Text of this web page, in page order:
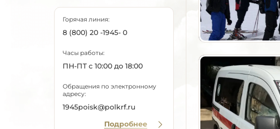
Горячая линия:
8 (800) 20 -1945- 0
Часы работы:
ПН-ПТ с 10:00 до 18:00
Обращения по электронному
адресу:
1945poisk@polkrf.ru
Подробнее